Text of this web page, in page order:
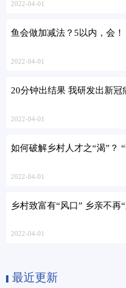
2022-04-01
鱼会做加减法？5以内，会！
2022-04-01
20分钟出结果 我研发出新冠
2022-04-01
如何破解乡村人才之“渴”？
2022-04-01
乡村致富有“风口” 乡亲不再
2022-04-01
最近更新